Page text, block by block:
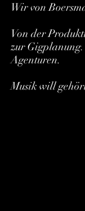
Wir von
Von der
zur Gigplanung.
Agenturen.
Musik will